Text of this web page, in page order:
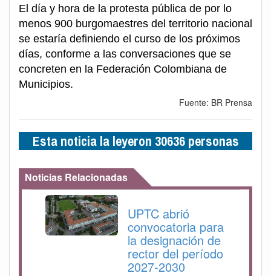
El día y hora de la protesta pública de por lo
menos 900 burgomaestres del territorio nacional
se estaría definiendo el curso de los próximos
días, conforme a las conversaciones que se
concreten en la Federación Colombiana de
Municipios.
Fuente: BR Prensa
Esta noticia la leyeron 30636 personas
Noticias Relacionadas
UPTC abrió
convocatoria para
la designación de
rector del período
2027-2030